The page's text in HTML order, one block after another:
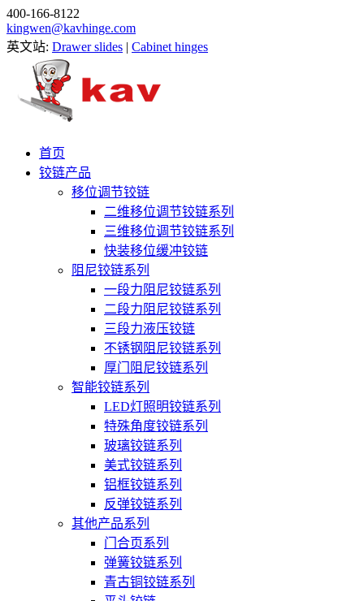
400-166-8122
kingwen@kavhinge.com
英文站: Drawer slides | Cabinet hinges
首页
铰链产品
移位调节铰链
二维移位调节铰链系列
三维移位调节铰链系列
快装移位缓冲铰链
阻尼铰链系列
一段力阻尼铰链系列
二段力阻尼铰链系列
三段力液压铰链
不锈钢阻尼铰链系列
厚门阻尼铰链系列
智能铰链系列
LED灯照明铰链系列
特殊角度铰链系列
玻璃铰链系列
美式铰链系列
铝框铰链系列
反弹铰链系列
其他产品系列
门合页系列
弹簧铰链系列
青古铜铰链系列